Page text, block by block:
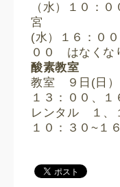
（水）１０
宮
(水）１６：０
００ はなくな
酸素教室
教室 ９日(日）
１３：００、１
レンタル １、
１０：３０~１